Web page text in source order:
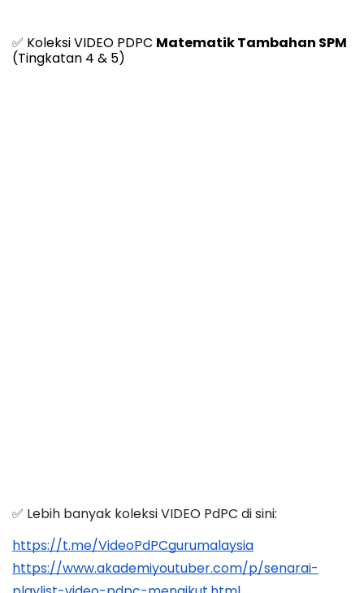
✅ Koleksi VIDEO PDPC Matematik Tambahan SPM
(Tingkatan 4 & 5)
✅ Lebih banyak koleksi VIDEO PdPC di sini:
https://t.me/VideoPdPCgurumalaysia
https://www.akademiyoutuber.com/p/senarai-